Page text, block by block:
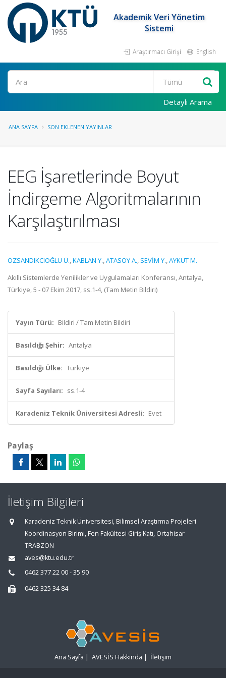
Akademik Veri Yönetim
Sistemi
Araştırmacı Girişi English
Ara
Detaylı Arama
ANA SAYFA SON EKLENEN YAYINLAR
EEG İşaretlerinde Boyut
İndirgeme Algoritmalarının
Karşılaştırılması
ÖZSANDIKCIOĞLU Ü.,KABLAN Y.,ATASOY A., SEVİM Y.,AYKUT M.
Akıllı Sistemlerde Yenilikler ve Uygulamaları Konferansı, Antalya,
Türkiye, 5 - 07 Ekim 2017, ss.1-4, (Tam Metin Bildiri)
Yayın Türü: Bildiri / Tam Metin Bildiri
Basıldığı Şehir: Antalya
Basıldığı Ülke: Türkiye
Sayfa Sayıları: ss.1-4
Karadeniz Teknik Üniversitesi Adresli: Evet
Paylaş
İletişim Bilgileri
Karadeniz Teknik Üniversitesi, Bilimsel Araştırma Projeleri
Koordinasyon Birimi, Fen Fakültesi Giriş Katı, Ortahisar
TRABZON
aves@ktu.edu.tr
0462 377 22 00 - 35 90
0462 325 34 84
Ana Sayfa | AVESİS Hakkında | İletişim